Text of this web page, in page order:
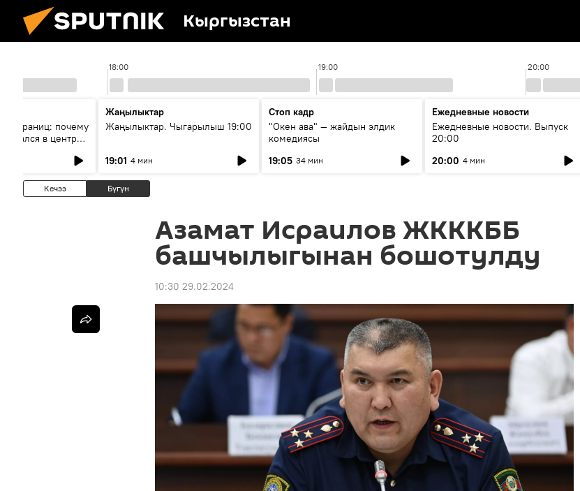
Кыргызстан
18:00 19:00 20:00
границ: почему
в центре
Жаңылыктар
Жаңылыктар. Чыгарылыш 19:00
19:01 4 мин
Стоп кадр
"Окен ава" — жайдын элдик
комедиясы
19:05 34 мин
Ежедневные новости
Ежедневные новости. Выпуск
20:00
20:00 4 мин
Кечээ Бүгүн
Азамат Исраилов ЖКККББ
башчылыгынан бошотулду
10:30 29.02.2024